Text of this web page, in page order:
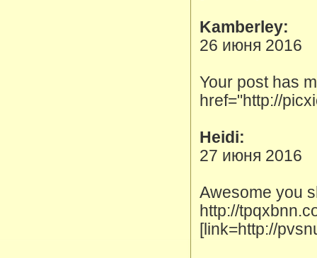
Kamberley:
26 июня 2016
Your post has
href="http://
Heidi:
27 июня 2016
Awesome you
http://
[link=http://